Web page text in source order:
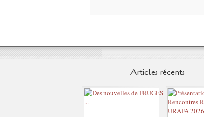
Articles récents